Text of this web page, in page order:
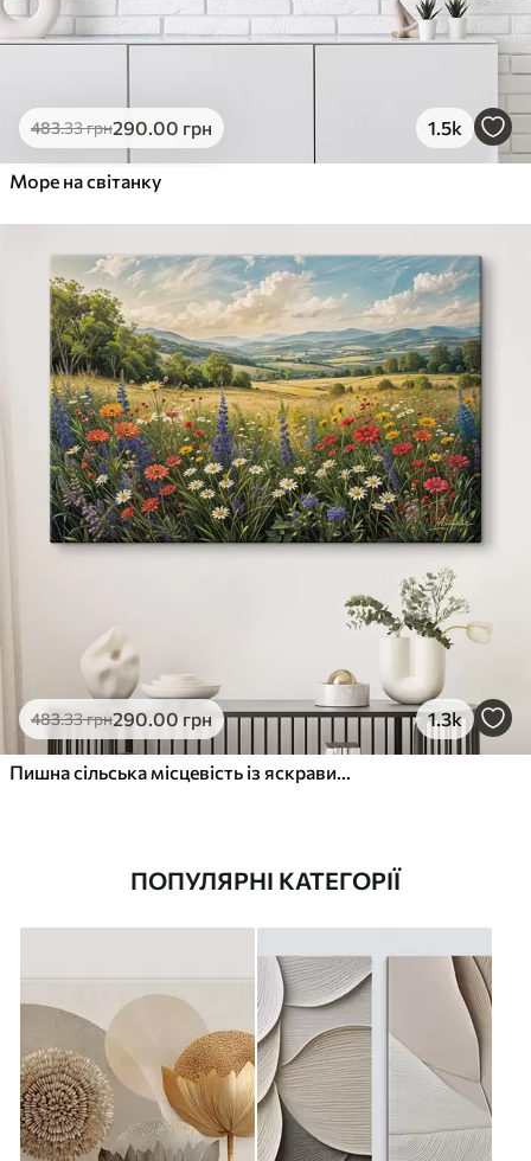
483.33грн290.00 грн 1.5k
Море на світанку
483.33грн290.00 грн 1.3k
Пишна сільська місцевість із яскравим лугом диких квітів, наповненим різнокольоровими квітами під хмарним небом
ПОПУЛЯРНІ КАТЕГОРІЇ